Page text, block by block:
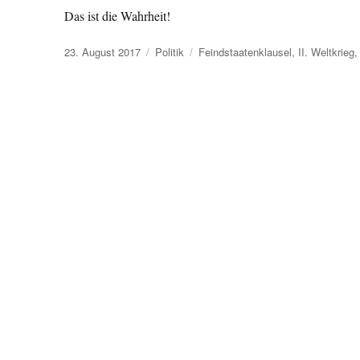
Das ist die Wahrheit!
Veröffentlicht
23. August 2017 Kategorien
Politik Schlagwörter
Feindstaatenklausel, II. Weltkrieg,